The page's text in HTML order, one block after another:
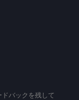
バックを残して